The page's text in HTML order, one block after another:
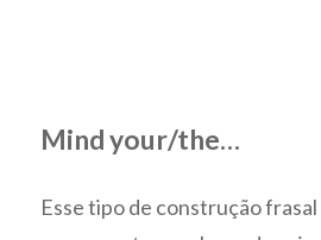
Mind your/the…
Esse tipo de construção